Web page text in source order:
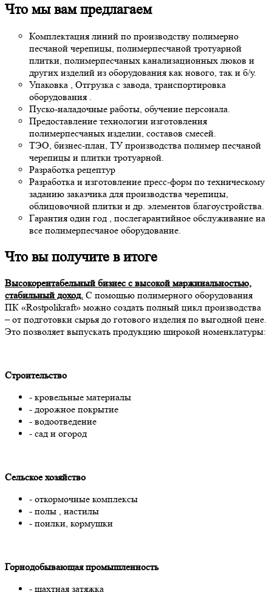
Что мы вам предлагаем
Комплектация линий по производству полимерно
песчаной черепицы, полимерпесчаной тротуарной
плитки, полимерпесчаных канализационных люков и
других изделий из оборудования как нового, так и б/у.
Упаковка , Отгрузка с завода, транспортировка
оборудования .
Пуско-наладочные работы, обучение персонала.
Предоставление технологии изготовления
полимерпесчаных изделии, составов смесей.
ТЭО, бизнес-план, ТУ производства полимер песчаной
черепицы и плитки тротуарной.
Разработка рецептур
Разработка и изготовление пресс-форм по техническому
заданию заказчика для производства черепицы,
облицовочной плитки и др. элементов благоустройства.
Гарантия один год , послегарантийное обслуживание на
все полимерпесчаное оборудование.
Что вы получите в итоге
Высокорентабельный бизнес с высокой маржинальностью,
стабильный доход. С помощью полимерного оборудования
ПК «Rostpolikraft» можно создать полный цикл производства
– от подготовки сырья до готового изделия по выгодной цене.
Это позволяет выпускать продукцию широкой номенклатуры:
Строительство
- кровельные материалы
- дорожное покрытие
- водоотведение
- сад и огород
Сельское хозяйство
- откормочные комплексы
- полы , настилы
- поилки, кормушки
Горнодобывающая промышленность
- шахтная затяжка